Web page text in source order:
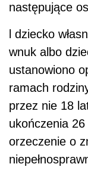
następujące
dziecko
wnuk albo
ustanowiono
ramach
przez nie 18
ukończenia
orzeczenie o